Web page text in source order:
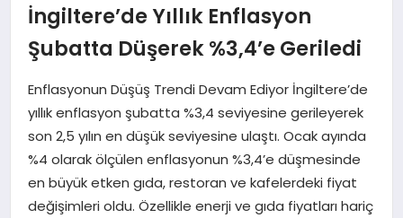
SPOR
TEKNOLOJI
YAŞAM
İngiltere’de Yıllık Enflasyon
Şubatta Düşerek %3,4’e Geriledi
Enflasyonun Düşüş Trendi Devam Ediyor İngiltere’de
yıllık enflasyon şubatta %3,4 seviyesine gerileyerek
son 2,5 yılın en düşük seviyesine ulaştı. Ocak ayında
%4 olarak ölçülen enflasyonun %3,4’e düşmesinde
en büyük etken gıda, restoran ve kafelerdeki fiyat
değişimleri oldu. Özellikle enerji ve gıda fiyatları hariç